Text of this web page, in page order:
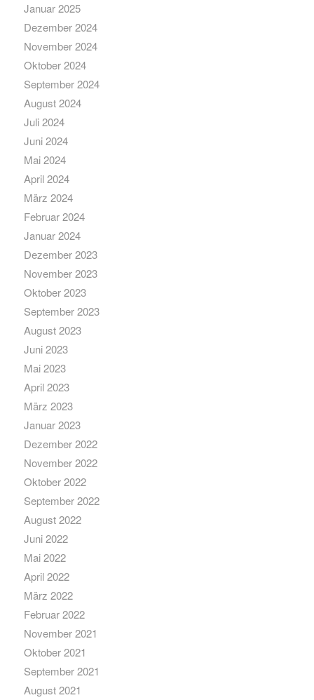
Januar 2025
Dezember 2024
November 2024
Oktober 2024
September 2024
August 2024
Juli 2024
Juni 2024
Mai 2024
April 2024
März 2024
Februar 2024
Januar 2024
Dezember 2023
November 2023
Oktober 2023
September 2023
August 2023
Juni 2023
Mai 2023
April 2023
März 2023
Januar 2023
Dezember 2022
November 2022
Oktober 2022
September 2022
August 2022
Juni 2022
Mai 2022
April 2022
März 2022
Februar 2022
November 2021
Oktober 2021
September 2021
August 2021